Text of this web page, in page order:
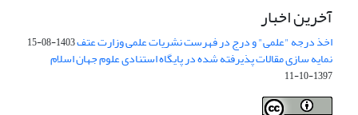
آخرین اخبار
اخذ درجه "علمی" و درج در فهرست نشریات علمی وزارت عتف1403-08-15
نمایه سازی مقالات پذیرفته شده در پایگاه استنادی علوم جهان اسلام
1397-10-11